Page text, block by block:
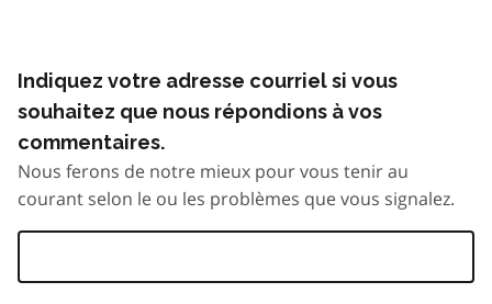
Indiquez votre adresse courriel si vous
souhaitez que nous répondions à vos
commentaires.
Nous ferons de notre mieux pour vous tenir au
courant selon le ou les problèmes que vous signalez.